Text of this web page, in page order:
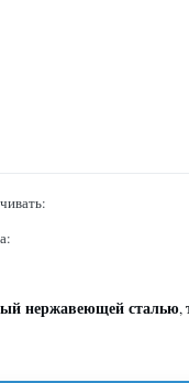
нержавеющей сталью,